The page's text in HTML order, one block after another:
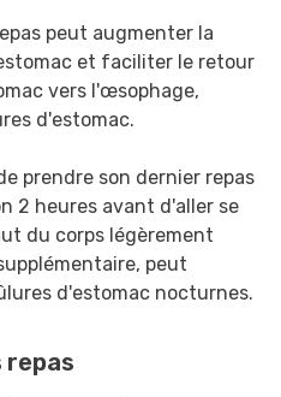
peut augmenter la
et faciliter le retour
vers l'œsophage,
d'estomac.
prendre son dernier repas
2 heures avant d'aller se
du corps légèrement
peut
d'estomac nocturnes.
repas